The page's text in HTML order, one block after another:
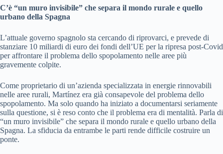
C’è “un muro invisibile” che separa il mondo rurale e quello
urbano della Spagna
L’attuale governo spagnolo sta cercando di riprovarci, e prevede di
stanziare 10 miliardi di euro dei fondi dell’UE per la ripresa post-Covid
per affrontare il problema dello spopolamento nelle aree più
gravemente colpite.
Come proprietario di un’azienda specializzata in energie rinnovabili
nelle aree rurali, Martínez era già consapevole del problema dello
spopolamento. Ma solo quando ha iniziato a documentarsi seriamente
sulla questione, si è reso conto che il problema era di mentalità. Parla di
“un muro invisibile” che separa il mondo rurale e quello urbano della
Spagna. La sfiducia da entrambe le parti rende difficile costruire un
ponte.